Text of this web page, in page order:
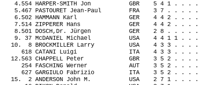
4.554 HARPER-SMITH Jon
GBR 5 4 1 . . .
5.467 PASTOURET Jean-Paul
FRA 3 7 . . . .
6.502 HAMMANN Karl
GER 4 4 2 . . .
7.514 ZIPPERER Hans
GER 4 4 2 . . .
8.501 DOSCH,Dr. Jürgen
GER 2 8 . . . .
9. 37 McDANIEL Michael
USA 4 4 1 1 . .
10.
8 BROCKMILLER Larry USA 4 3 3 . . .
618 CATANI Luigi
ITA 4 3 3 . . .
12.563 CHAPPELL Peter
GBR 3 5 2 . . .
254 FASCHING Werner
AUT 3 5 2 . . .
627 GARGIULO Fabrizio
ITA 3 5 2 . . .
15.
2 ANDERSON John M. USA 2 7 1 . . .